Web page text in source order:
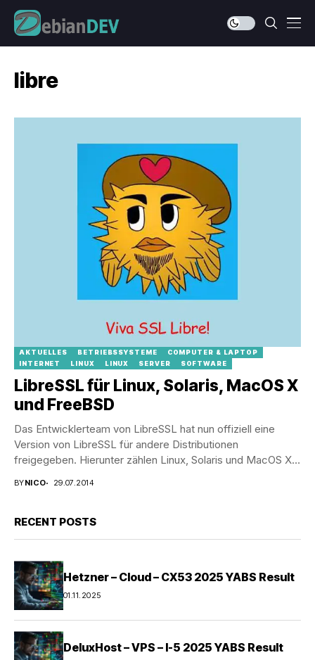
libre
AKTUELLES BETRIEBSSYSTEME
COMPUTER & LAPTOP
INTERNET
LINUX LINUX SERVER SOFTWARE
LibreSSL für Linux, Solaris, MacOS X
und FreeBSD
Das Entwicklerteam von LibreSSL hat nun offiziell eine
Version von LibreSSL für andere Distributionen
freigegeben. Hierunter zählen Linux, Solaris und MacOS X
BYNICO 29.07.2014
RECENT POSTS
Hetzner – Cloud – CX53 2025 YABS Result
01.11.2025
DeluxHost – VPS – I-5 2025 YABS Result